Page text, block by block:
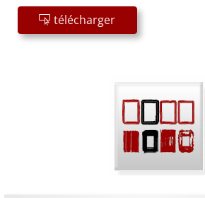
télécharger